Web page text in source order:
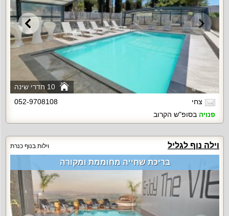
10 חדרי שינה
צחי
052-9708108
פנויה בסופ"ש הקרוב
וילה נוף לגליל וילות בנוף כנרת
בריכת שחייה מחוממת ומקורה